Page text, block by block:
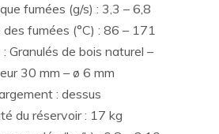
fumées (g/s) : 3,3 – 6,8
fumées (°C) : 86 – 171
Granulés de bois naturel –
30 mm – ø 6 mm
: dessus
du réservoir : 17 kg